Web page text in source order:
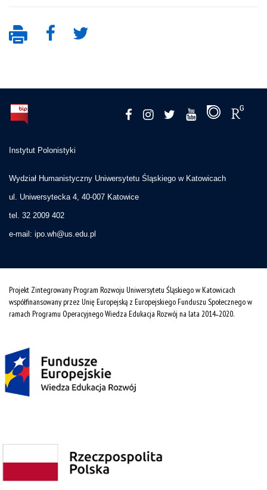
Instytut Polonistyki
Wydział Humanistyczny Uniwersytetu Śląskiego w Katowicach
ul. Uniwersytecka 4, 40-007 Katowice
tel. 32 2009 402
e-mail: ipo.wh@us.edu.pl
Projekt Zintegrowany Program Rozwoju Uniwersytetu Śląskiego w Katowicach
współfinansowany przez Unię Europejską z Europejskiego Funduszu Społecznego w
ramach Programu Operacyjnego Wiedza Edukacja Rozwój na lata 2014˗2020.